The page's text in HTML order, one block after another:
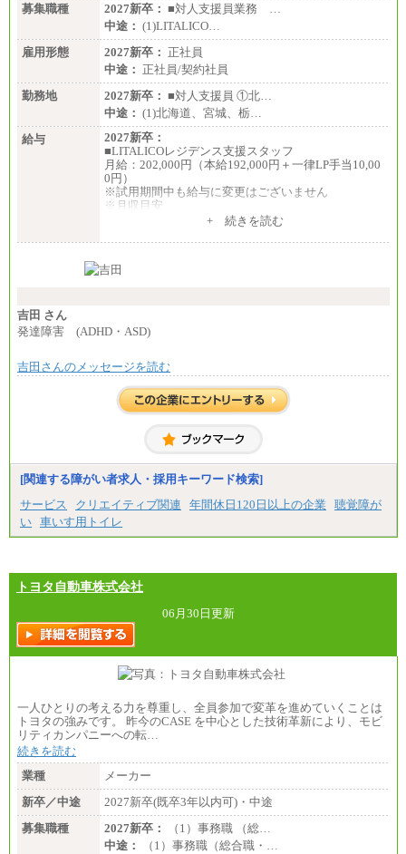
募集職種
2027新卒： ■対人支援員業務 …
中途： (1)LITALICO…
雇用形態
2027新卒： 正社員
中途： 正社員/契約社員
勤務地
2027新卒： ■対人支援員 ①北…
中途： (1)北海道、宮城、栃…
給与
2027新卒：
■LITALICOレジデンス支援スタッフ
月給：202,000円（本給192,000円＋一律LP手当10,00
0円）
※試用期間中も給与に変更はございません
※月収目安
夜勤回数により変動
条件あり）
■その他職種共通
月給：25万3,400円～
※20時間を超過した場合は別途支給
中途：
(1)(2)月給：25万3400円～28万5900円
※20時間を超過した場合は別途支給
※試用期間中も給与に変更はございません
+ 続きを読む
吉田 さん
発達障害 (ADHD・ASD)
吉田さんのメッセージを読む
[関連する障がい者求人・採用キーワード検索]
サービス
クリエイティブ関連 年間休日120日以上の企業
聴覚障が
い 車いす用トイレ
トヨタ自動車株式会社
06月30日更新
一人ひとりの考える力を尊重し、全員参加で変革を進めていくことは
トヨタの強みです。 昨今のCASE を中心とした技術革新により、モビ
リティカンパニーへの転…
続きを読む
業種
メーカー
新卒／中途
2027新卒(既卒3年以内可)・中途
募集職種
2027新卒：
（1）事務職 （総…
中途：
（1）事務職（総合職・…